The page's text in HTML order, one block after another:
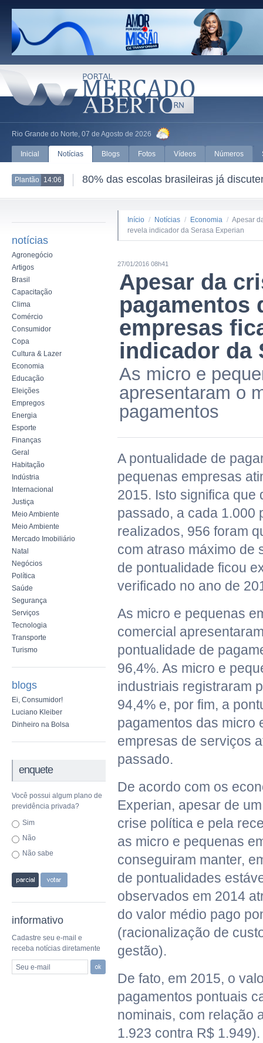
Rio Grande do Norte, 07 de Agosto de 2026
Inicial Notícias Blogs Fotos Vídeos Números
Plantão 14:06 80% das escolas brasileiras já
notícias
Agronegócio
Artigos
Brasil
Capacitação
Clima
Comércio
Consumidor
Copa
Cultura & Lazer
Economia
Educação
Eleições
Empregos
Energia
Esporte
Finanças
Geral
Habitação
Indústria
Internacional
Justiça
Meio Ambiente
Meio Ambiente
Mercado Imobiliário
Natal
Negócios
Política
Saúde
Segurança
Serviços
Tecnologia
Transporte
Turismo
blogs
Ei, Consumidor!
Luciano Kleiber
Dinheiro na Bolsa
enquete
Você possui algum plano de
previdência privada?
Sim
Não
Não sabe
informativo
Cadastre seu e-mail e
receba notícias diretamente
Seu e-mail
Início / Notícias / Economia / Apesar
revela indicador da Serasa Experian
27/01/2016 08h41
Apesar da
pagamentos
empresas
indicador da
As micro e
apresentaram o
pagamentos
A pontualidade de
pequenas empresas
2015. Isto significa que
passado, a cada 1.000
realizados, 956 foram
com atraso máximo de
de pontualidade ficou
verificado no ano de
As micro e pequenas
comercial
pontualidade de
96,4%. As micro e
industriais registraram
94,4% e, por fim, a
pagamentos das micro
empresas de serviços
passado.
De acordo com os
Experian, apesar de
crise política e pela
as micro e pequenas
conseguiram manter,
de pontualidades
observados em 2014
do valor médio pago
(racionalização de
gestão).
De fato, em 2015, o
pagamentos pontuais
nominais, com relação
1.923 contra R$